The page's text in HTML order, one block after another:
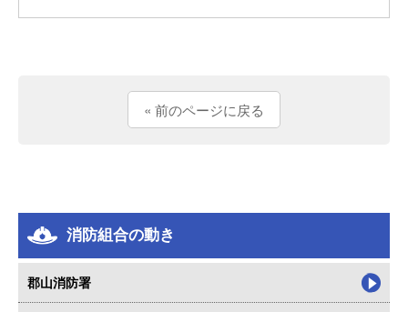
« 前のページに戻る
消防組合の動き
郡山消防署